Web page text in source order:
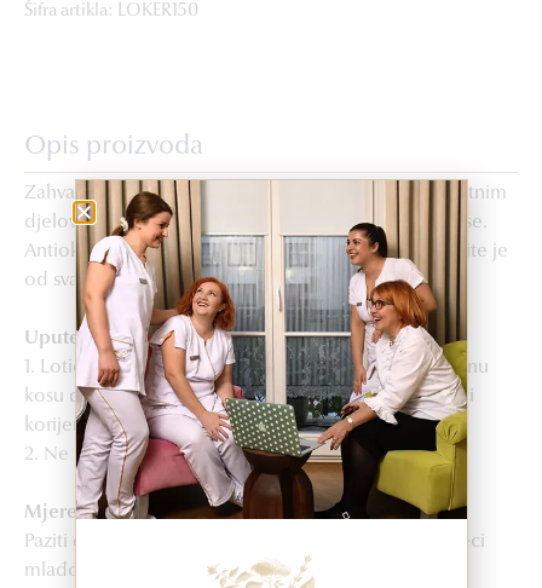
Šifra artikla: LOKER150
Opis proizvoda
Zahvaljujući biljnim ekstraktima s hidratantnim i zaštitnim
djelovanjem, jača vlasi te ističe ljepotu i glatkoću kose.
Antioksidansni i pročišćavajući sastojci peru kosu i štite je
od svakodnevnih štetnih vanjskih utjecaja.
Upute za upotrebu
1. Lotion Kéractive dlanovima nanijeti na suhu ili vlažnu
kosu cijelom dužinom kose i na vrhove, izbjegavajući
korijen kose i vlasište.
2. Ne ispire se.
Mjere opreza
Paziti da ne dođe u dodir s očima. Ne koristiti na djeci
mlađoj od 3 godine. Ne stavljati na ogrebenu ili